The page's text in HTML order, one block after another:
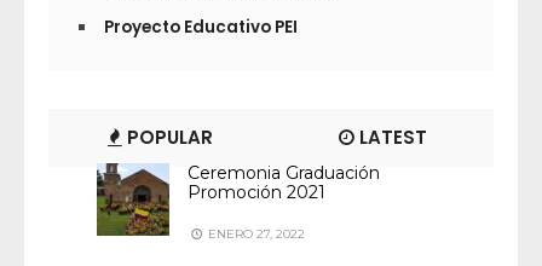
Proyecto Educativo PEI
POPULAR LATEST
Ceremonia Graduación
Promoción 2021
ENERO 27, 2022